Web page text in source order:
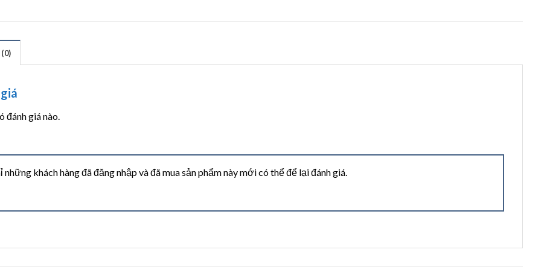
đánh giá nào.
những khách hàng đã đăng nhập và đã mua sản phẩm này mới có thể để lại đánh giá.